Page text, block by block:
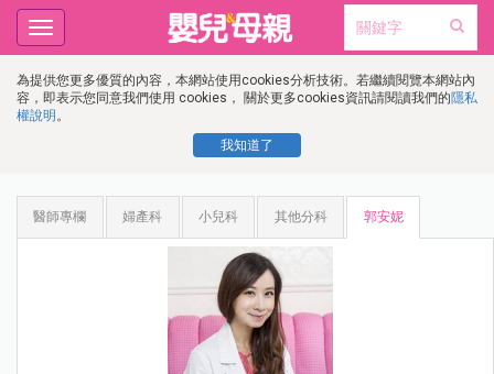
為提供您更多優質的內容，本網站使用cookies分析技術。若繼續閱覽本網站內
容，即表示您同意我們使用 cookies， 關於更多cookies資訊請閱讀我們的隱私
權說明 。
我知道了
Toggle
navigation
醫師專欄 婦產科 小兒科 其他分科 郭安妮